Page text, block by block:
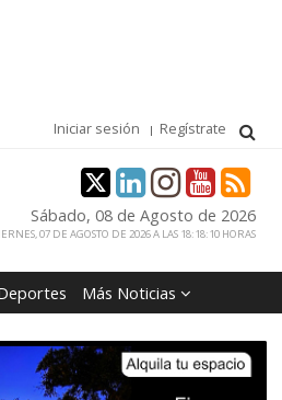
Iniciar sesión Regístrate
Sábado, 08 de Agosto de 2026
07 DE AGOSTO DE 2026 A LAS 18:18:10 HORAS
Más Noticias